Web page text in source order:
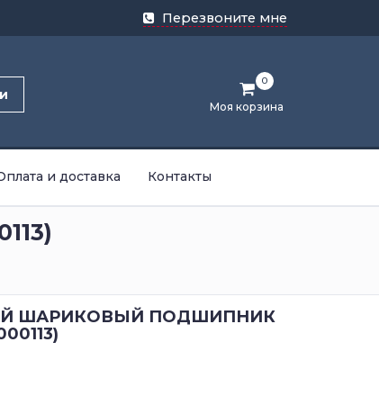
Перезвоните мне
Моя корзина
0
и доставка Контакты
ШАРИКОВЫЙ ПОДШИПНИК